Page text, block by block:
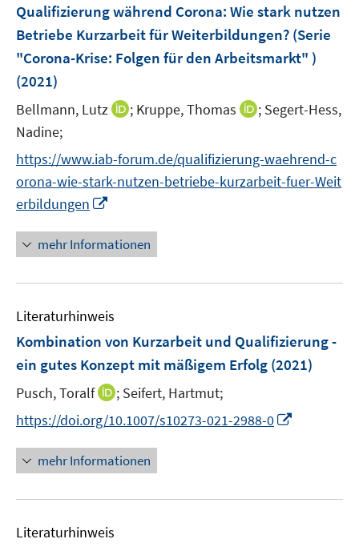
Qualifizierung während Corona: Wie stark nutzen
Betriebe Kurzarbeit für Weiterbildungen? (Serie
"Corona-Krise: Folgen für den Arbeitsmarkt" )
(2021)
Bellmann, Lutz
I
e
u
F
e
n
e
r
f
f
e
n
; Kruppe, Thomas
I
e
u
n
e
r
ö
f
; Segert-Hess,
Nadine;
https://www.iab-forum.de/qualifizierung-waehrend-c
orona-wie-stark-nutzen-betriebe-kurzarbeit-fuer-Weit
erbildungen
n
e
u
m
F
n
s
t
e
r
ö
n
mehr Informationen
Literaturhinweis
Kombination von Kurzarbeit und Qualifizierung -
ein gutes Konzept mit mäßigem Erfolg (2021)
Pusch, Toralf
I
n
e
u
; Seifert, Hartmut;
https://doi.org/10.1007/s10273-021-2988-0
u
mehr Informationen
Literaturhinweis